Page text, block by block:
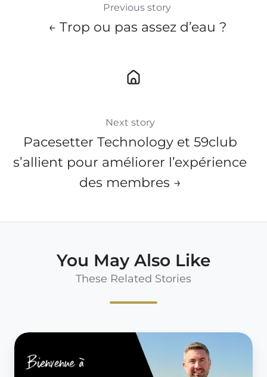
Previous story
← Trop ou pas assez d’eau ?
Next story
Pacesetter Technology et 59club
s’allient pour améliorer l’expérience
des membres →
You May Also Like
These Related Stories
59club
accueille
Joe